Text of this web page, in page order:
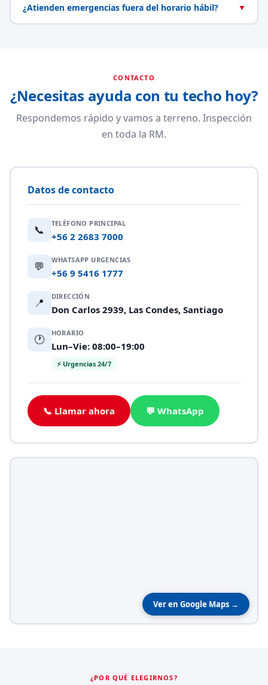
¿Atienden emergencias fuera del horario hábil? ▼
CONTACTO
¿Necesitas ayuda con tu techo hoy?
Respondemos rápido y vamos a terreno. Inspección
en toda la RM.
Datos de contacto
📞 TELÉFONO PRINCIPAL
+56 2 2683 7000
💬 WHATSAPP URGENCIAS
+56 9 5416 1777
📍 DIRECCIÓN
Don Carlos 2939, Las Condes, Santiago
🕐 HORARIO
Lun–Vie: 08:00–19:00
⚡ Urgencias 24/7
📞 Llamar ahora 💬 WhatsApp
Ver en Google Maps →
¿POR QUÉ ELEGIRNOS?